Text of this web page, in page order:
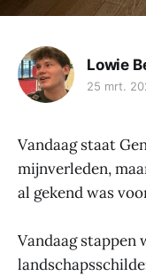
Lowie
25 mrt.
Vandaag staat
mijnverleden,
al gekend was
Vandaag stappen